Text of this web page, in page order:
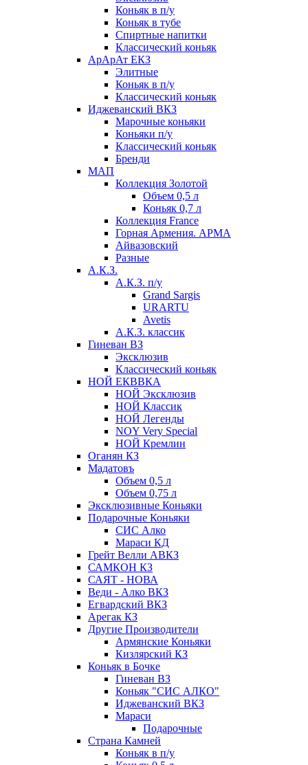
Коньяк в п/у
Коньяк в тубе
Спиртные напитки
Классический коньяк
АрАрАт ЕКЗ
Элитные
Коньяк в п/у
Классический коньяк
Иджеванский ВКЗ
Марочные коньяки
Коньяки п/у
Классический коньяк
Бренди
МАП
Коллекция Золотой
Объем 0,5 л
Коньяк 0,7 л
Коллекция France
Горная Армения. АРМА
Айвазовский
Разные
А.К.З.
А.К.З. п/у
Grand Sargis
URARTU
Avetis
А.К.З. классик
Гиневан ВЗ
Эксклюзив
Классический коньяк
НОЙ ЕКВВКА
НОЙ Эксклюзив
НОЙ Классик
НОЙ Легенды
NOY Very Speсial
НОЙ Кремлин
Оганян КЗ
Мадатовъ
Объем 0,5 л
Объем 0,75 л
Эксклюзивные Коньяки
Подарочные Коньяки
СИС Алко
Мараси КД
Грейт Велли АВКЗ
САМКОН КЗ
САЯТ - НОВА
Веди - Алко ВКЗ
Егвардский ВКЗ
Арегак КЗ
Другие Производители
Армянские Коньяки
Кизлярский КЗ
Коньяк в Бочке
Гиневан ВЗ
Коньяк "СИС АЛКО"
Иджеванский ВКЗ
Мараси
Подарочные
Страна Камней
Коньяк в п/у